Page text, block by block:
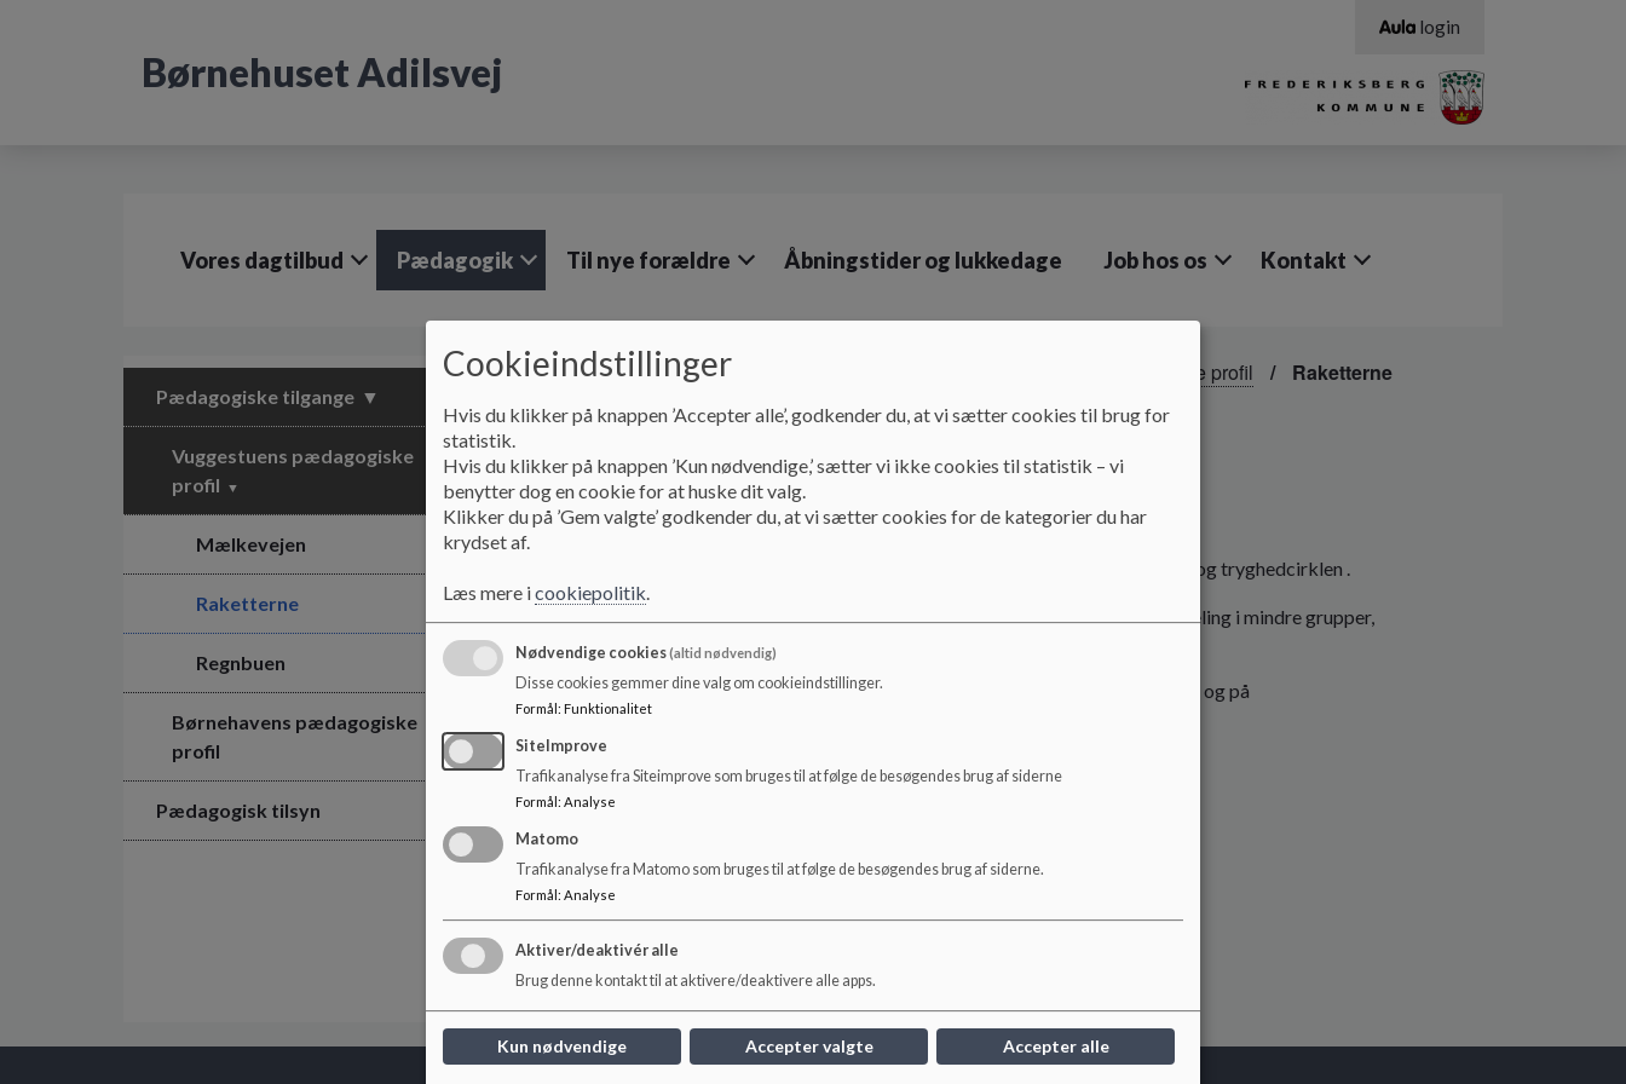
Børnehuset Adilsvej
login
Vores dagtilbud Pædagogik Til nye forældre Åbningstider og lukkedage Job hos os Kontakt
Pædagogiske tilgange
Vuggestuens pædagogiske
profil
Mælkevejen
Raketterne
Regnbuen
Børnehavens pædagogiske
profil
Pædagogisk tilsyn
Pædagogik Vuggestuens pædagogiske profil Raketterne
Raketterne
Lidt om Raketterne.
Lidt om Raketternes pædagogiske tænkning, nærmeste udviklingszone og tryghedcirklen .
social kompetencer - første tilgang til en ven, samling med gruppen, opdeling i mindre grupper,
børnefællesskaber
børns selvhjulpenhed - lære at spise med ske og gaffel, øve i at tage tøj af og på
sprog - italesætte handlinger med ord, læsning, rim og remser m.m.
legen og dens betydning
være deltagende i traditionerne på Adilsvej
Cookieindstillinger
Hvis du klikker på knappen ’Accepter alle’, godkender du, at vi sætter cookies til brug for
statistik.
Hvis du klikker på knappen ’Kun nødvendige,’ sætter vi ikke cookies til statistik – vi
benytter dog en cookie for at huske dit valg.
Klikker du på ’Gem valgte’ godkender du, at vi sætter cookies for de kategorier du har
krydset af.
Læs mere icookiepolitik.
Nødvendige cookies(altid nødvendig)
Disse cookies gemmer dine valg om cookieindstillinger.
Formål : Funktionalitet
SiteImprove
Trafikanalyse fra Siteimprove som bruges til at følge de besøgendes brug af siderne
Formål : Analyse
Matomo
Trafikanalyse fra Matomo som bruges til at følge de besøgendes brug af siderne.
Formål: Analyse
Aktiver/deaktivér alle
Brug denne kontakt til at aktivere/deaktivere alle apps.
Kun nødvendige Accepter valgte Accepter alle